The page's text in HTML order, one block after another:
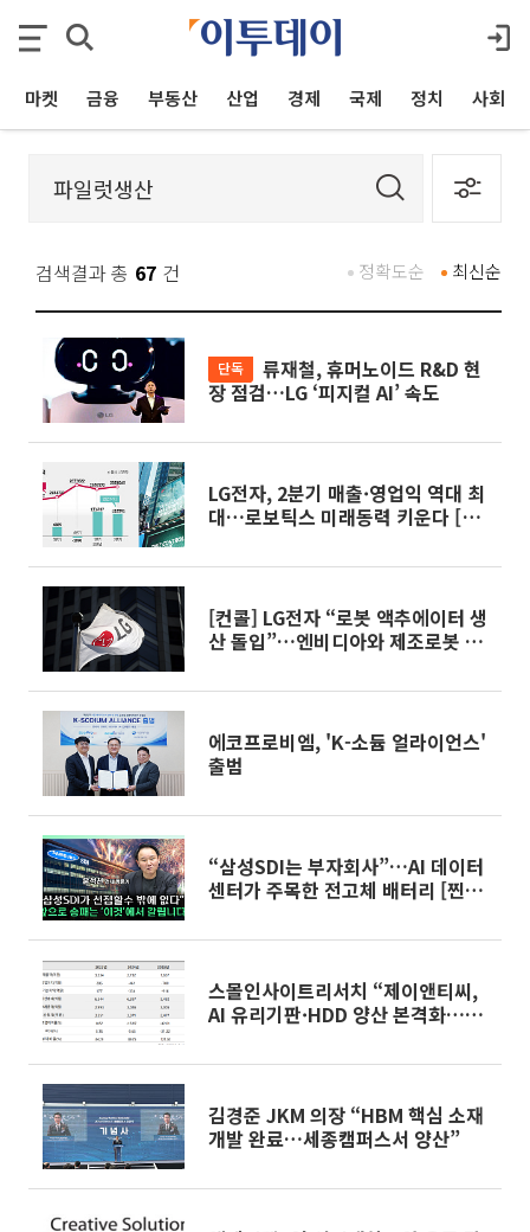
마켓 금융 부동산 산업 경제 국제 정치 사회
검색결과 총 67 건 최신순
정확도순
단독
장 점검…LG ‘피지컬 AI’ 속도
LG전자, 2분기 매출·영업익 역대 최
대…로보틱스 미래동력 키운다 [종
[컨콜] LG전자 “로봇 액추에이터 생
산 돌입”…엔비디아와 제조로봇 실
에코프로비엠, 'K-소듐 얼라이언스'
출범
“삼성SDI는 부자회사”…AI 데이터
센터가 주목한 전고체 배터리 [찐코
스몰인사이트리서치 “제이앤티씨,
AI 유리기판·HDD 양산 본격화…
김경준 JKM 의장 “HBM 핵심 소재
개발 완료…세종캠퍼스서 양산”